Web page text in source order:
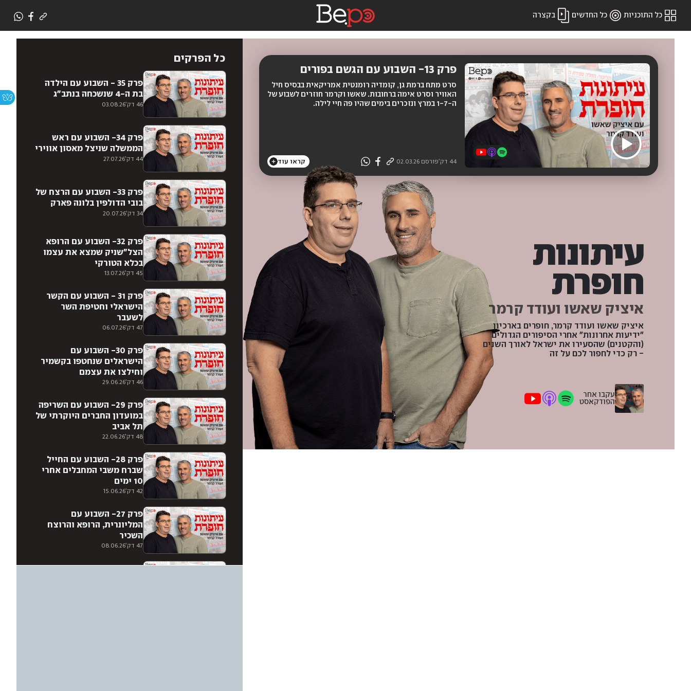
כל התוכניות כל החדשים בקצרה
כל הפרקים
46 דק' 03.08.26
פרק 35 - השבוע עם הילדה
בת ה-4 שנשכחה בנתב״ג
44 דק' 27.07.26
פרק 34- השבוע עם ראש
הממשלה שניצל מאסון אווירי
34 דק' 20.07.26
פרק 33- השבוע עם הרצח של
בובי הדולפין בלונה פארק
45 דק' 13.07.26
פרק 32- השבוע עם הרופא
הצל״שניק שמצא את עצמו
בכלא הטורקי
47 דק' 06.07.26
פרק 31 - השבוע עם הקשר
הישראלי וחטיפת השר
לשעבר
46 דק' 29.06.26
פרק 30- השבוע עם
הישראלים שנחטפו בקשמיר
וחילצו את עצמם
48 דק' 22.06.26
פרק 29- השבוע עם השריפה
במועדון החברים היוקרתי של
תל אביב
42 דק' 15.06.26
פרק 28- השבוע עם החייל
שברח משבי המחבלים אחרי
10 ימים
47 דק' 08.06.26
פרק 27- השבוע עם
המליונרית, הרופא והרוצח
השכיר
פרק 13- השבוע עם הגשם בפורים
סרט מתח ברמת גן, קומדיה רומנטית אמריקאית בבסיס חיל
האוויר וסרט אימה ברחובות. שאשו וקרמר חוזרים לשבוע של
ה-1-7 במרץ ונזכרים בימים שהיו פה חיי לילה.
44 דק' פורסם 02.03.26 קראו עוד
עיתונות
חופרת
איציק שאשו ועודד קרמר
איציק שאשו ועודד קרמר, חופרים בארכיון
"ידיעות אחרונות" אחרי הסיפורים הגדולים
(והקטנים) שהסעירו את ישראל לאורך השנים
- רק כדי לחפור לכם על זה
עקבו אחר
הפודקאסט